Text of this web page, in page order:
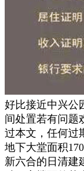
好比接近中兴公
间处置若有问题
过本文，任何过
地下大堂面积
新六合的日清建